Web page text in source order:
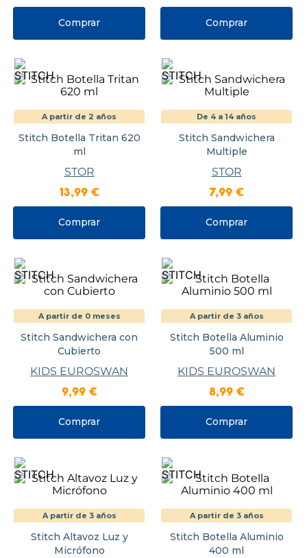
Comprar Comprar
A partir de 2 años
Stitch Botella Tritan 620
ml
STOR
13,99 €
Comprar
De 4 a 14 años
Stitch Sandwichera
Multiple
STOR
7,99 €
Comprar
A partir de 0 meses
Stitch Sandwichera con
Cubierto
KIDS EUROSWAN
9,99 €
Comprar
A partir de 3 años
Stitch Botella Aluminio
500 ml
KIDS EUROSWAN
8,99 €
Comprar
A partir de 3 años
Stitch Altavoz Luz y
Micrófono
A partir de 3 años
Stitch Botella Aluminio
400 ml